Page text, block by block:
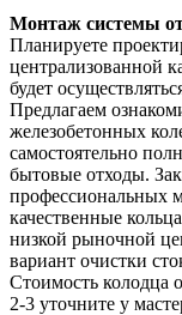
Монтаж системы
Планируете
централизованной
будет
Предлагаем
железобетонных
самостоятельно
бытовые отходы.
профессиональных
качественные
низкой рыночной
вариант очистки
Стоимость колодца
2-3 уточните у